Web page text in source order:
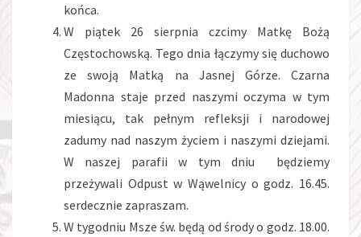
końca.
W piątek 26 sierpnia czcimy Matkę Bożą
Częstochowską. Tego dnia łączymy się duchowo
ze swoją Matką na Jasnej Górze. Czarna
Madonna staje przed naszymi oczyma w tym
miesiącu, tak pełnym refleksji i narodowej
zadumy nad naszym życiem i naszymi dziejami.
W naszej parafii w tym dniu będziemy
przeżywali Odpust w Wąwelnicy o godz. 16.45.
serdecznie zapraszam.
W tygodniu Msze św. będą od środy o godz. 18.00.